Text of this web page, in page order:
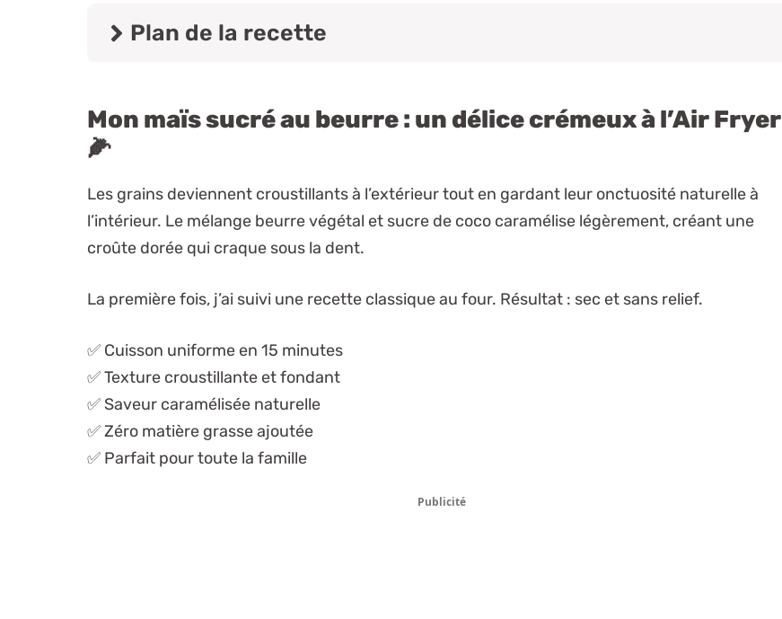
Plan de la recette
Mon maïs sucré au beurre : un délice crémeux à l’Air Fryer
🌽
Les grains deviennent croustillants à l’extérieur tout en gardant leur onctuosité naturelle à
l’intérieur. Le mélange beurre végétal et sucre de coco caramélise légèrement, créant une
croûte dorée qui craque sous la dent.
La première fois, j’ai suivi une recette classique au four. Résultat : sec et sans relief.
✅ Cuisson uniforme en 15 minutes
✅ Texture croustillante et fondant
✅ Saveur caramélisée naturelle
✅ Zéro matière grasse ajoutée
✅ Parfait pour toute la famille
Publicité